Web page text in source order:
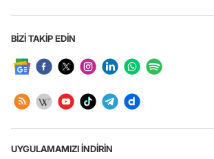
BİZİ TAKİP EDİN
UYGULAMAMIZI İNDİRİN